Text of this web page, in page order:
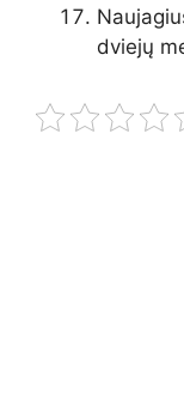
dviejų